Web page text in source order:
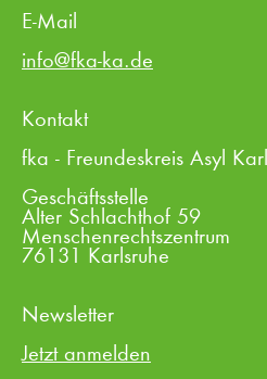
E-Mail
info@fka-ka.de
Kontakt
fka - Freundeskreis Asyl
Geschäftsstelle
Alter Schlachthof 59
Menschenrechtszentrum
76131 Karlsruhe
Newsletter
Jetzt anmelden